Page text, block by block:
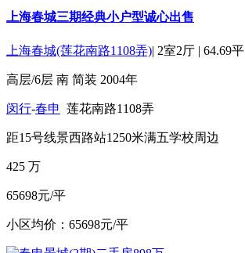
上海春城三期经典小户型诚心出售
上海春城(莲花南路1108弄)| 2室2厅 | 64.69平
高层/6层 南 简装 2004年
闵行-春申 莲花南路1108弄
距15号线景西路站1250米满五学校周边
425 万
65698元/平
小区均价：65698元/平